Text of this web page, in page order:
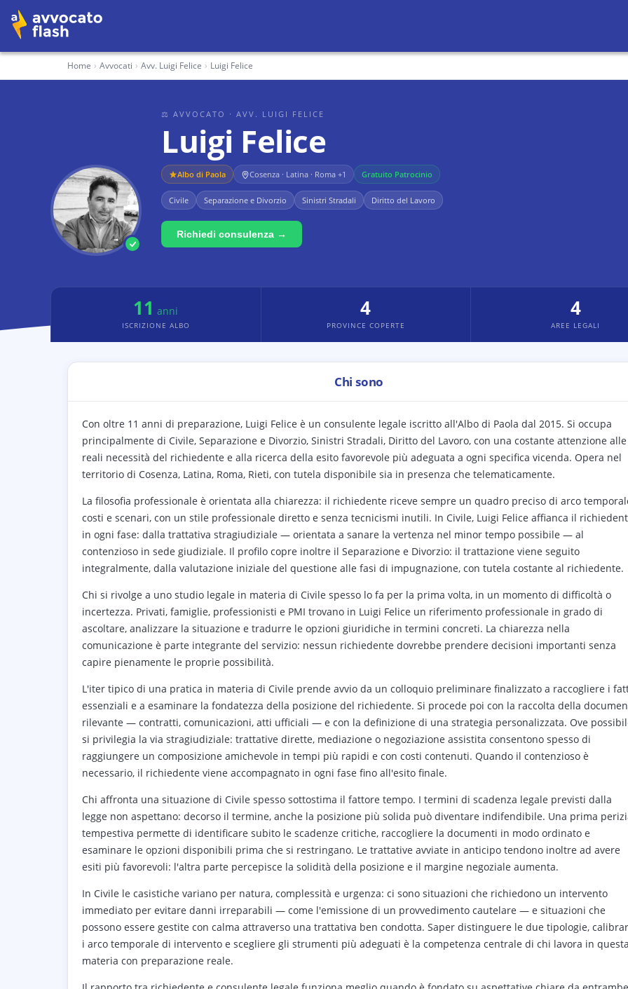
Home › Avvocati › Avv. Luigi Felice › Luigi Felice
⚖ AVVOCATO · AVV. LUIGI FELICE
Luigi Felice
Albo di Paola Cosenza · Latina · Roma +1 Gratuito Patrocinio
Civile Separazione e Divorzio Sinistri Stradali Diritto del Lavoro
Richiedi consulenza →
11 anni
ISCRIZIONE ALBO
4
PROVINCE COPERTE
4
AREE LEGALI
Chi sono
Con oltre 11 anni di preparazione, Luigi Felice è un consulente legale iscritto all'Albo di Paola dal 2015. Si occupa
principalmente di Civile, Separazione e Divorzio, Sinistri Stradali, Diritto del Lavoro, con una costante attenzione alle
reali necessità del richiedente e alla ricerca della esito favorevole più adeguata a ogni specifica vicenda. Opera nel
territorio di Cosenza, Latina, Roma, Rieti, con tutela disponibile sia in presenza che telematicamente.
La filosofia professionale è orientata alla chiarezza: il richiedente riceve sempre un quadro preciso di arco
costi e scenari, con un stile professionale diretto e senza tecnicismi inutili. In Civile, Luigi Felice affianca il
in ogni fase: dalla trattativa stragiudiziale — orientata a sanare la vertenza nel minor tempo possibile — al
contenzioso in sede giudiziale. Il profilo copre inoltre il Separazione e Divorzio: il trattazione viene seguito
integralmente, dalla valutazione iniziale del questione alle fasi di impugnazione, con tutela costante al richiedente.
Chi si rivolge a uno studio legale in materia di Civile spesso lo fa per la prima volta, in un momento di difficoltà o
incertezza. Privati, famiglie, professionisti e PMI trovano in Luigi Felice un riferimento professionale in grado di
ascoltare, analizzare la situazione e tradurre le opzioni giuridiche in termini concreti. La chiarezza nella
comunicazione è parte integrante del servizio: nessun richiedente dovrebbe prendere decisioni importanti senza
capire pienamente le proprie possibilità.
L'iter tipico di una pratica in materia di Civile prende avvio da un colloquio preliminare finalizzato a raccogliere i
essenziali e a esaminare la fondatezza della posizione del richiedente. Si procede poi con la raccolta della
rilevante — contratti, comunicazioni, atti ufficiali — e con la definizione di una strategia personalizzata. Ove
si privilegia la via stragiudiziale: trattative dirette, mediazione o negoziazione assistita consentono spesso di
raggiungere un composizione amichevole in tempi più rapidi e con costi contenuti. Quando il contenzioso è
necessario, il richiedente viene accompagnato in ogni fase fino all'esito finale.
Chi affronta una situazione di Civile spesso sottostima il fattore tempo. I termini di scadenza legale previsti dalla
legge non aspettano: decorso il termine, anche la posizione più solida può diventare indifendibile. Una prima
tempestiva permette di identificare subito le scadenze critiche, raccogliere la documenti in modo ordinato e
esaminare le opzioni disponibili prima che si restringano. Le trattative avviate in anticipo tendono inoltre ad avere
esiti più favorevoli: l'altra parte percepisce la solidità della posizione e il margine negoziale aumenta.
In Civile le casistiche variano per natura, complessità e urgenza: ci sono situazioni che richiedono un intervento
immediato per evitare danni irreparabili — come l'emissione di un provvedimento cautelare — e situazioni che
possono essere gestite con calma attraverso una trattativa ben condotta. Saper distinguere le due tipologie,
i arco temporale di intervento e scegliere gli strumenti più adeguati è la competenza centrale di chi lavora in
materia con preparazione reale.